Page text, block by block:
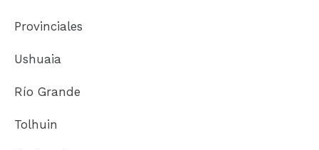
o
o
r
m
Provinciales
Ushuaia
Río Grande
Tolhuin